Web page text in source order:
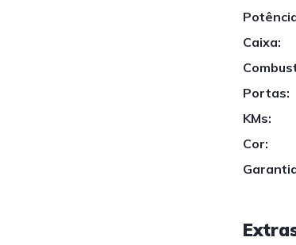
Caixa:
Portas:
KMs:
Cor: